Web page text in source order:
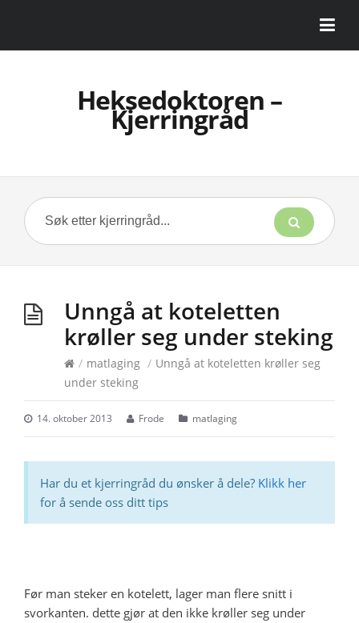
Heksedoktoren –
Kjerringråd
Unngå at koteletten
krøller seg under steking
/ matlaging / Unngå at koteletten krøller seg
under steking
14. oktober 2013 Frode matlaging
Har du et kjerringråd du ønsker å dele? Klikk her
for å sende oss ditt tips
Før man steker en kotelett, lager man flere snitt i
svorkanten. dette gjør at den ikke krøller seg under